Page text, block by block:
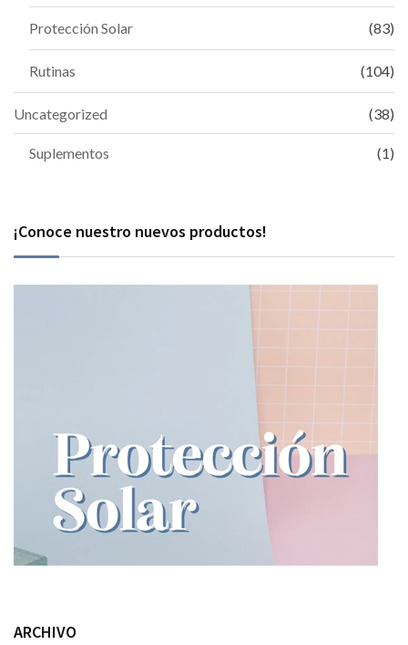
Protección Solar (83)
Rutinas (104)
Uncategorized (38)
Suplementos (1)
¡Conoce nuestro nuevos productos!
ARCHIVO